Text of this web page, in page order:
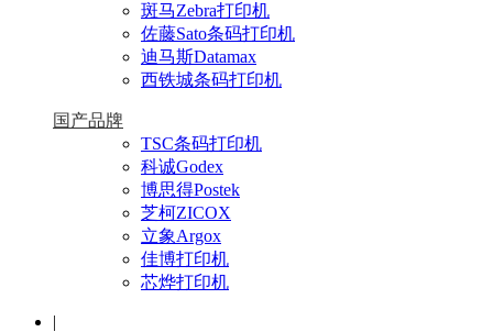
斑马Zebra打印机
佐藤Sato条码打印机
迪马斯Datamax
西铁城条码打印机
国产品牌
TSC条码打印机
科诚Godex
博思得Postek
芝柯ZICOX
立象Argox
佳博打印机
芯烨打印机
|